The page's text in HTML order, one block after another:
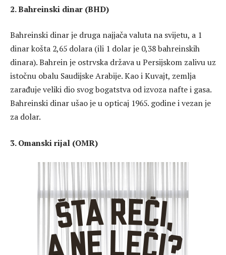
2. Bahreinski dinar (BHD)
Bahreinski dinar je druga najjača valuta na svijetu, a 1
dinar košta 2,65 dolara (ili 1 dolar je 0,38 bahreinskih
dinara). Bahrein je ostrvska država u Persijskom zalivu uz
istočnu obalu Saudijske Arabije. Kao i Kuvajt, zemlja
zarađuje veliki dio svog bogatstva od izvoza nafte i gasa.
Bahreinski dinar ušao je u opticaj 1965. godine i vezan je
za dolar.
3. Omanski rijal (OMR)